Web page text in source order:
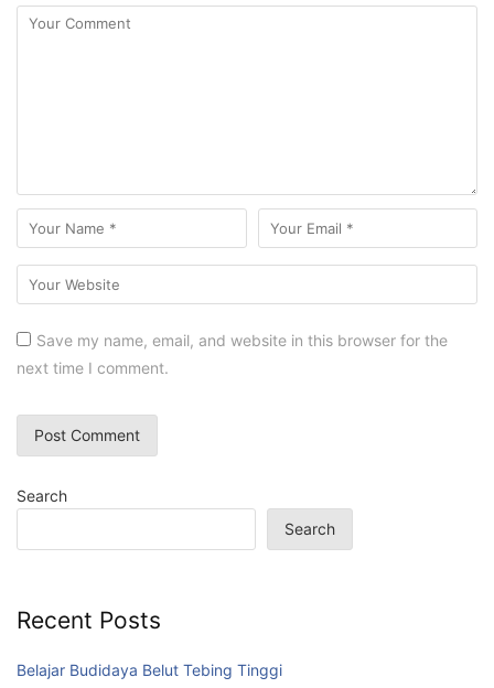
Save my name, email, and website in this browser for the
next time I comment.
Search
Search
Recent Posts
Belajar Budidaya Belut Tebing Tinggi